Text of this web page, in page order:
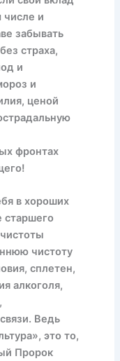
и
забывать
страха,
и
и
ценой
фронтах
в хороших
старшего
чистоту
сплетен,
алкоголя,
Ведь
это то,
Пророк